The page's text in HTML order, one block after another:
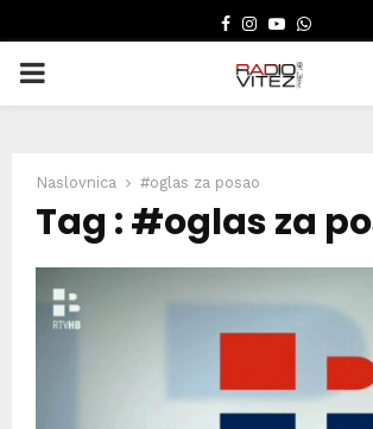
FACEBOOK
INSTAGRAM
YOUTUBE
PRIMARY
Naslovnica #oglas za posao
Tag : #oglas za